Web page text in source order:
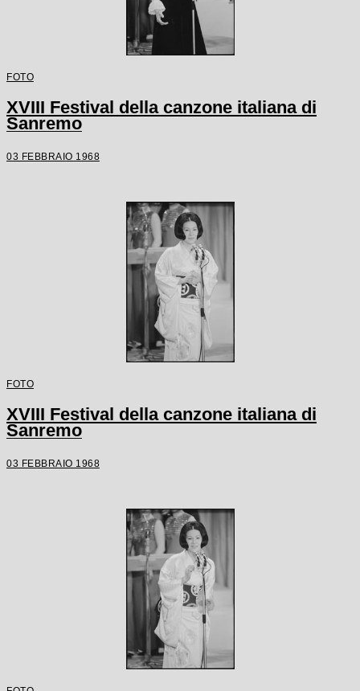
FOTO
XVIII Festival della canzone italiana di
Sanremo
03 FEBBRAIO 1968
FOTO
XVIII Festival della canzone italiana di
Sanremo
03 FEBBRAIO 1968